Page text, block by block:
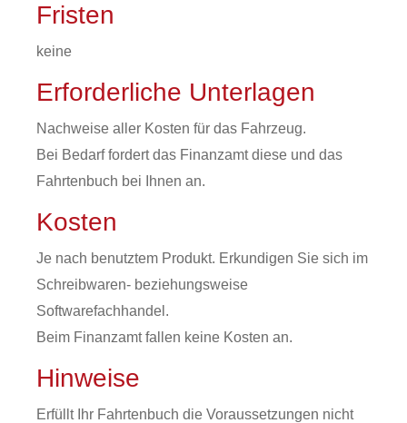
Fristen
keine
Erforderliche Unterlagen
Nachweise aller Kosten für das Fahrzeug.
Bei Bedarf fordert das Finanzamt diese und das
Fahrtenbuch bei Ihnen an.
Kosten
Je nach benutztem Produkt. Erkundigen Sie sich im
Schreibwaren- beziehungsweise
Softwarefachhandel.
Beim Finanzamt fallen keine Kosten an.
Hinweise
Erfüllt Ihr Fahrtenbuch die Voraussetzungen nicht